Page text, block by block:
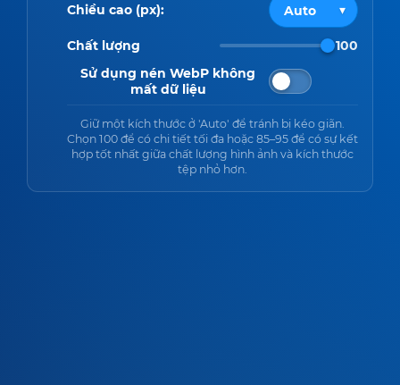
Chiều cao (px):
Chất lượng
100
Sử dụng nén WebP không
mất dữ liệu
Giữ một kích thước ở 'Auto' để tránh bị kéo giãn.
Chọn 100 để có chi tiết tối đa hoặc 85–95 để có sự kết
hợp tốt nhất giữa chất lượng hình ảnh và kích thước
tệp nhỏ hơn.